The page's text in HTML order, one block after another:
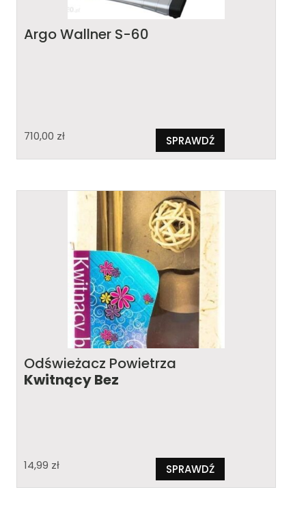
Argo Wallner S-60
710,00 zł SPRAWDŹ
Odświeżacz Powietrza
Kwitnący Bez
14,99 zł SPRAWDŹ